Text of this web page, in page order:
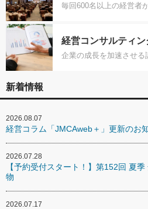
毎回600名以上の経営者
経営コンサルティン
企業の成長を加速させる
新着情報
2026.08.07
経営コラム「JMCAweb＋」更新のお
2026.07.28
【予約受付スタート！】第152回 夏
物
2026.07.17